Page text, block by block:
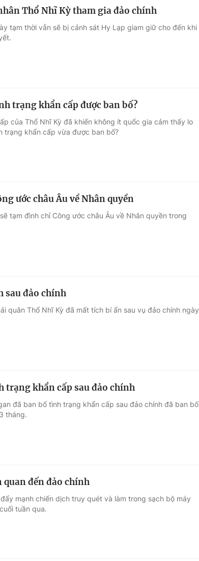
Thổ Nhĩ Kỳ tham gia đảo chính
tạm thời vẫn sẽ bị cảnh sát Hy Lạp giam giữ cho đến khi
trạng khẩn cấp được ban bố?
của Thổ Nhĩ Kỳ đã khiến không ít quốc gia cảm thấy lo
trạng khẩn cấp vừa được ban bố?
ước châu Âu về Nhân quyền
tạm đình chỉ Công ước châu Âu về Nhân quyền trong
sau đảo chính
quân Thổ Nhĩ Kỳ đã mất tích bí ẩn sau vụ đảo chính ngày
trạng khẩn cấp sau đảo chính
đã ban bố tình trạng khẩn cấp sau đảo chính đã ban bố
tháng.
đến đảo chính
mạnh chiến dịch truy quét và làm trong sạch bộ máy
tuần qua.